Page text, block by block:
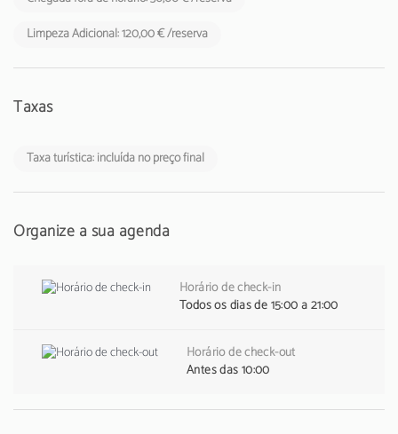
Limpeza Adicional: 120,00 € /reserva
Taxas
Taxa turística: incluída no preço final
Organize a sua agenda
Horário de check-in
Todos os dias de 15:00 a 21:00
Horário de check-out
Antes das 10:00